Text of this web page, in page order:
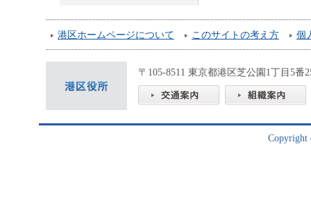
港区ホームページについて このサイトの考え方 個
〒105-8511 東京都港区芝公園1丁目5
Copyright